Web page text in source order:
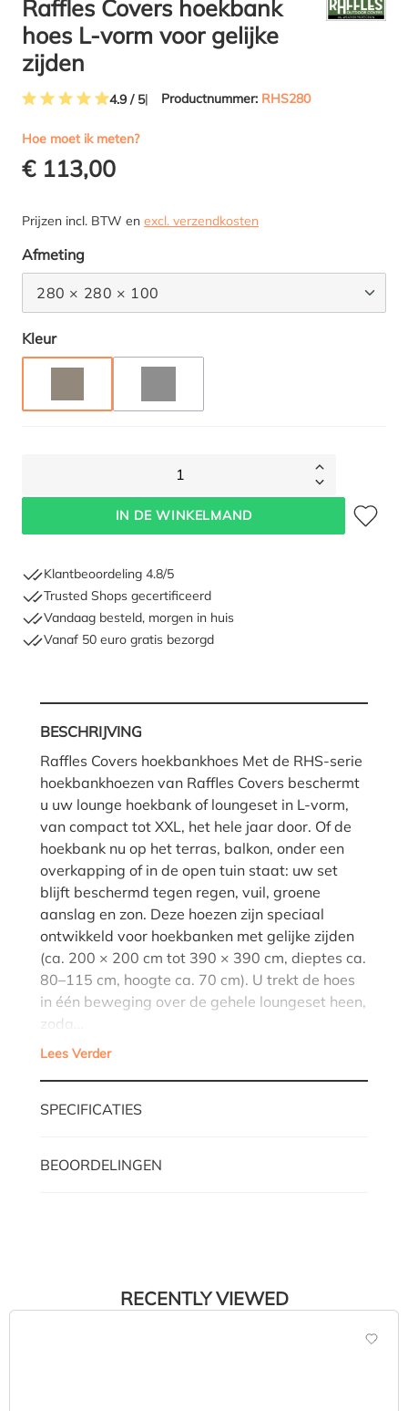
Raffles Covers hoekbank
hoes L-vorm voor gelijke
zijden
4.9 / 5 Productnummer: RHS280
Hoe moet ik meten?
€ 113,00
Prijzen incl. BTW en excl. verzendkosten
Selecteer
Afmeting
280 × 280 × 100
Selecteer
Kleur
1
IN DE WINKELMAND
Klantbeoordeling 4.8/5
Trusted Shops gecertificeerd
Vandaag besteld, morgen in huis
Vanaf 50 euro gratis bezorgd
BESCHRIJVING
Raffles Covers hoekbankhoes Met de RHS-serie
hoekbankhoezen van Raffles Covers beschermt
u uw lounge hoekbank of loungeset in L-vorm,
van compact tot XXL, het hele jaar door. Of de
hoekbank nu op het terras, balkon, onder een
overkapping of in de open tuin staat: uw set
blijft beschermd tegen regen, vuil, groene
aanslag en zon. Deze hoezen zijn speciaal
ontwikkeld voor hoekbanken met gelijke zijden
(ca. 200 × 200 cm tot 390 × 390 cm, dieptes ca.
80–115 cm, hoogte ca. 70 cm). U trekt de hoes
in één beweging over de gehele loungeset heen,
zoda…
Lees Verder
SPECIFICATIES
BEOORDELINGEN
RECENTLY VIEWED